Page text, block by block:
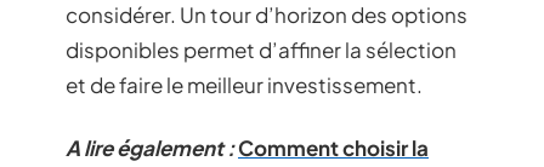
considérer. Un tour d’horizon des options
disponibles permet d’affiner la sélection
et de faire le meilleur investissement.
A lire également :Comment choisir la